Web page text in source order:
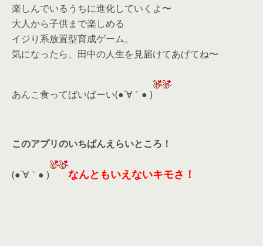
楽しんでいるうちに進化していくよ〜
大人から子供まで楽しめる
イジり系放置型育成ゲーム。
気になったら、田中の人生を見届けてあげてね〜
あんこ食ってばいばーい(●´∀｀● )
このアプリのいちばんえらいところ！
(●´∀｀● ) なんともいえないキモさ！